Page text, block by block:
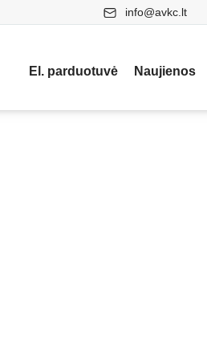
info@avkc.lt
El. parduotuvė Naujienos